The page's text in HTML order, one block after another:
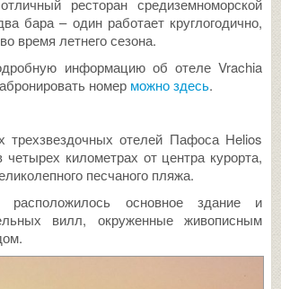
ресторан средиземноморской
бара – один работает круглогодично,
время летнего сезона.
информацию об отеле Vrachia
номер можно здесь.
отелей Пафоса Helios
четырех километрах от центра курорта,
песчаного пляжа.
расположилось основное здание и
вилл, окруженные живописным